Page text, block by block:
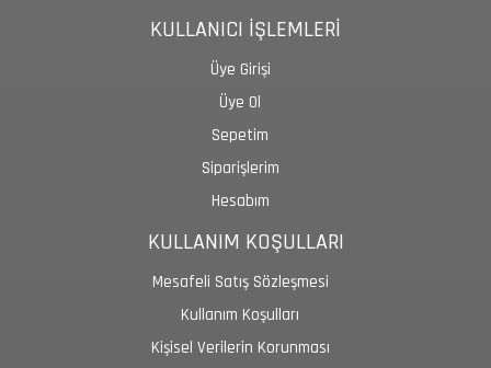
KULLANICI İŞLEMLERİ
Üye Girişi
Üye Ol
Sepetim
Siparişlerim
Hesabım
KULLANIM KOŞULLARI
Mesafeli Satış Sözleşmesi
Kullanım Koşulları
Kişisel Verilerin Korunması